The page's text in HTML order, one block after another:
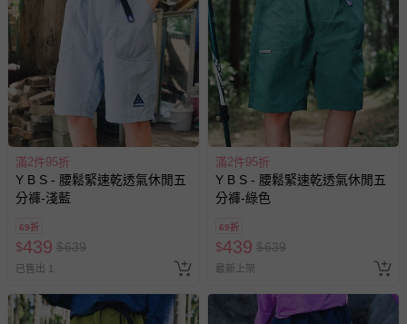
滿2件95折
Y B S - 腰鬆緊速乾透氣休閒五
分褲-淺藍
69折
$439 $639
已售出 1
滿2件95折
Y B S - 腰鬆緊速乾透氣休閒五
分褲-綠色
69折
$439 $639
最新上架